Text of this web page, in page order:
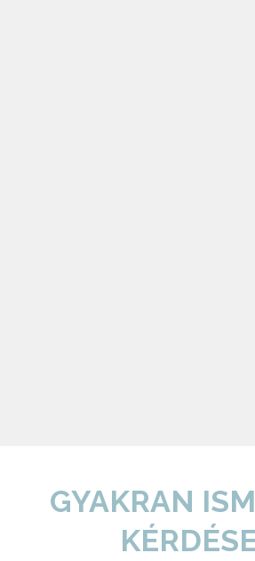
GYAKRAN